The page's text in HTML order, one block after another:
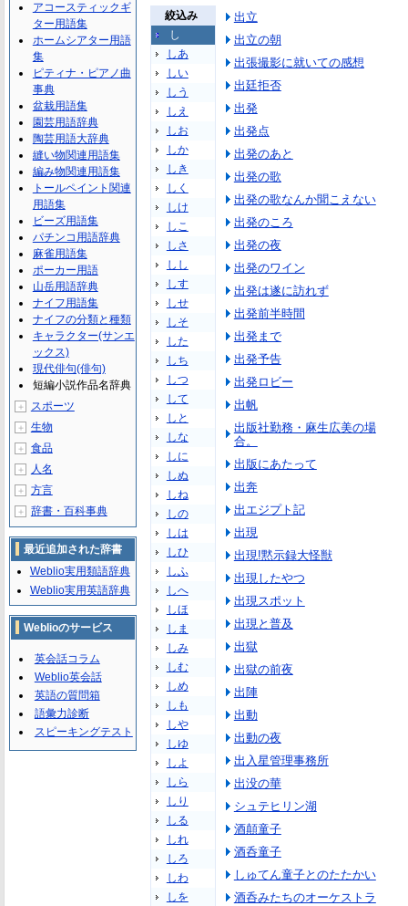
絞込み
し
しあ
しい
しう
しえ
しお
しか
しき
しく
しけ
しこ
しさ
しし
しす
しせ
しそ
した
しち
しつ
して
しと
しな
しに
しぬ
しね
しの
しは
しひ
しふ
しへ
しほ
しま
しみ
しむ
しめ
しも
しや
しゆ
しよ
しら
しり
しる
しれ
しろ
しわ
しを
出立
出立の朝
出張撮影に就いての感想
出廷拒否
出発
出発点
出発のあと
出発の歌
出発の歌なんか聞こえない
出発のころ
出発の夜
出発のワイン
出発は遂に訪れず
出発前半時間
出発まで
出発予告
出発ロビー
出帆
出版社勤務・麻生広美の場
合。
出版にあたって
出奔
出エジプト記
出現
出現!黙示録大怪獣
出現したやつ
出現スポット
出現と普及
出獄
出獄の前夜
出陣
出動
出動の夜
出入星管理事務所
出没の華
シュテヒリン湖
酒顛童子
酒呑童子
しゅてん童子とのたたかい
酒呑みたちのオーケストラ
アコースティックギ
ター用語集
ホームシアター用語
集
ピティナ・ピアノ曲
事典
盆栽用語集
園芸用語辞典
陶芸用語大辞典
縫い物関連用語集
編み物関連用語集
トールペイント関連
用語集
ビーズ用語集
パチンコ用語辞典
麻雀用語集
ポーカー用語
山岳用語辞典
ナイフ用語集
ナイフの分類と種類
キャラクター(サンエ
ックス)
現代俳句(俳句)
短編小説作品名辞典
＋ スポーツ
＋ 生物
＋ 食品
＋ 人名
＋ 方言
＋ 辞書・百科事典
最近追加された辞書
Weblio実用類語辞典
Weblio実用英語辞典
Weblioのサービス
英会話コラム
Weblio英会話
英語の質問箱
語彙力診断
スピーキングテスト